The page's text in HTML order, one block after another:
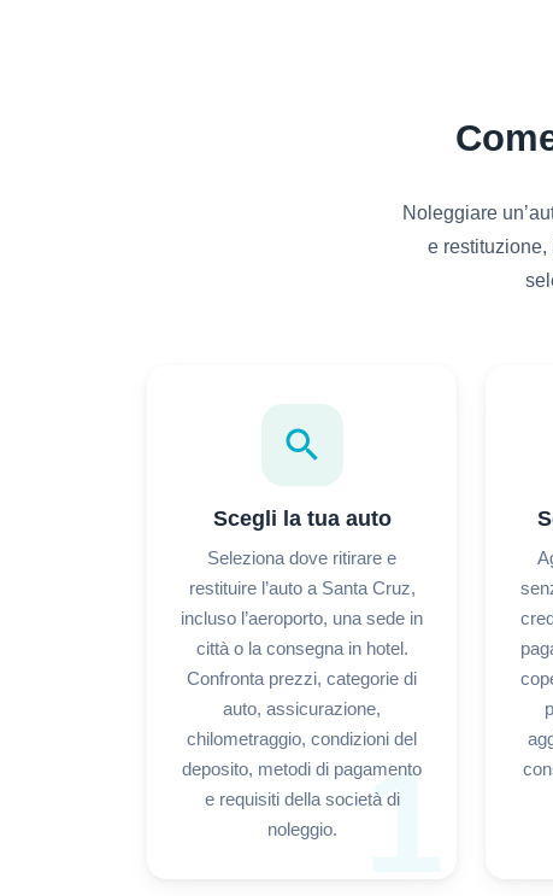
Noleggiare
e
1
search
Scegli la tua auto
Seleziona dove ritirare e
restituire l’auto a Santa Cruz,
incluso l’aeroporto, una sede in
città o la consegna in hotel.
Confronta prezzi, categorie di
auto, assicurazione,
chilometraggio, condizioni del
deposito, metodi di pagamento
e requisiti della società di
noleggio.